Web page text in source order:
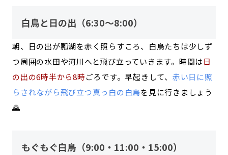
白鳥と日の出（6:30～8:00）
朝、日の出が瓢湖を赤く照らすころ、白鳥たちは少しず
つ周囲の水田や河川へと飛び立っていきます。時間は日
の出の6時半から8時ごろです。早起きして、 赤い日に照
らされながら飛び立つ真っ白の白鳥を見に行きましょう
🌄
もぐもぐ白鳥（9:00・11:00・15:00）